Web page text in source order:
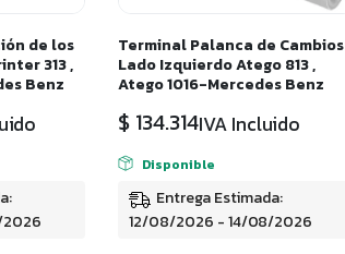
de los
313 ,
Benz
Terminal Palanca de Cambios
Lado Izquierdo Atego 813 ,
Atego 1016-Mercedes Benz
$134.314IVA Incluido
Disponible
Entrega Estimada:
12/08/2026 - 14/08/2026